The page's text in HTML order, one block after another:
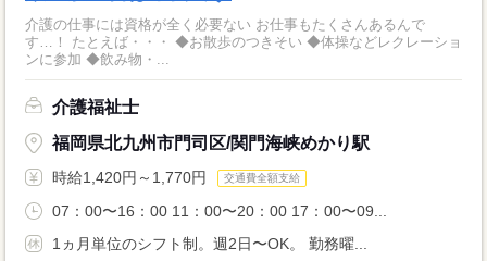
介護の仕事には資格が全く必要ない お仕事もたくさんあるんで
す…！ たとえば・・・ ◆お散歩のつきそい ◆体操などレクレーショ
ンに参加 ◆飲み物・...
介護福祉士
福岡県北九州市門司区/関門海峡めかり駅
時給1,420円～1,770円 交通費全額支給
07：00〜16：00 11：00〜20：00 17：00〜09...
1ヵ月単位のシフト制。週2日〜OK。 勤務曜...